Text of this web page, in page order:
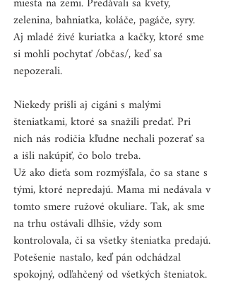
zelenina, bahniatka, koláče, pagáče, syry.
Aj mladé živé kuriatka a kačky, ktoré sme
si mohli pochytať /občas/, keď sa
nepozerali.
Niekedy prišli aj cigáni s malými
šteniatkami, ktoré sa snažili predať. Pri
nich nás rodičia kľudne nechali pozerať sa
a išli nakúpiť, čo bolo treba.
Už ako dieťa som rozmýšľala, čo sa stane s
tými, ktoré nepredajú. Mama mi nedávala v
tomto smere ružové okuliare. Tak, ak sme
na trhu ostávali dlhšie, vždy som
kontrolovala, či sa všetky šteniatka predajú.
Potešenie nastalo, keď pán odchádzal
spokojný, odľahčený od všetkých šteniatok.